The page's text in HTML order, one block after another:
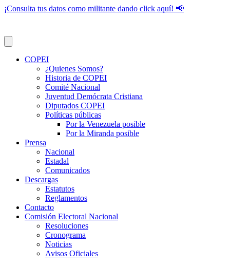
¡Consulta tus datos como militante dando click aquí! 📢
COPEI
¿Quienes Somos?
Historia de COPEI
Comité Nacional
Juventud Demócrata Cristiana
Diputados COPEI
Políticas públicas
Por la Venezuela posible
Por la Miranda posible
Prensa
Nacional
Estadal
Comunicados
Descargas
Estatutos
Reglamentos
Contacto
Comisión Electoral Nacional
Resoluciones
Cronograma
Noticias
Avisos Oficiales